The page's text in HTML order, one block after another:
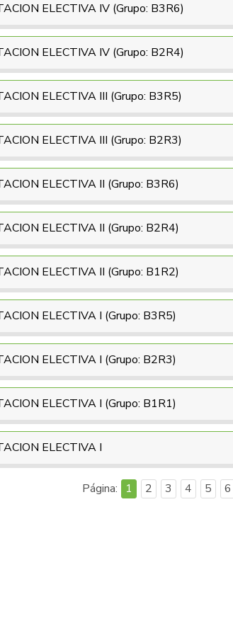
ELECTIVA IV (Grupo: B3R6)
ELECTIVA IV (Grupo: B2R4)
ELECTIVA III (Grupo: B3R5)
ELECTIVA III (Grupo: B2R3)
ELECTIVA II (Grupo: B3R6)
ELECTIVA II (Grupo: B2R4)
ELECTIVA II (Grupo: B1R2)
ELECTIVA I (Grupo: B3R5)
ELECTIVA I (Grupo: B2R3)
ELECTIVA I (Grupo: B1R1)
ELECTIVA I
Página: 1 2 3 4 5 6